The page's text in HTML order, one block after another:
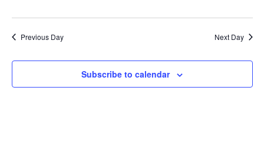
Previous Day Next Day
Subscribe to calendar